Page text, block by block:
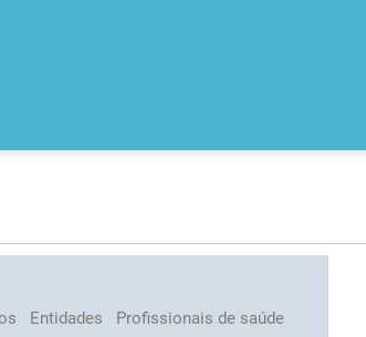
Entidades Profissionais de saúde